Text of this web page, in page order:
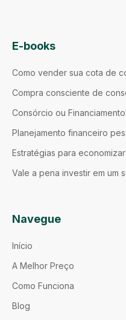
E-books
Como vender sua cota de
Compra consciente de
Consórcio ou
Planejamento financeiro
Estratégias para
Vale a pena investir em um
Navegue
Início
A Melhor Preço
Como Funciona
Blog